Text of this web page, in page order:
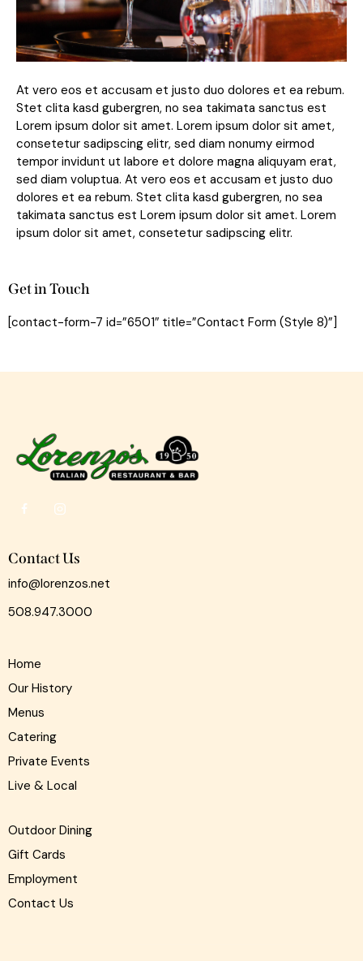
At vero eos et accusam et justo duo dolores et ea rebum.
Stet clita kasd gubergren, no sea takimata sanctus est
Lorem ipsum dolor sit amet. Lorem ipsum dolor sit amet,
consetetur sadipscing elitr, sed diam nonumy eirmod
tempor invidunt ut labore et dolore magna aliquyam erat,
sed diam voluptua. At vero eos et accusam et justo duo
dolores et ea rebum. Stet clita kasd gubergren, no sea
takimata sanctus est Lorem ipsum dolor sit amet. Lorem
ipsum dolor sit amet, consetetur sadipscing elitr.
Get in Touch
[contact-form-7 id=”6501″ title=”Contact Form (Style 8)”]
Contact Us
info@lorenzos.net
508.947.3000
Home
Our History
Menus
Catering
Private Events
Live & Local
Outdoor Dining
Gift Cards
Employment
Contact Us